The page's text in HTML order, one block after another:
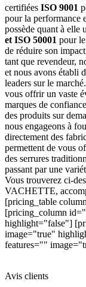
certifiées ISO 9001
pour la performance
possède quant à elle
et ISO 50001 pour
de réduire son
tant que revendeur,
et nous avons établi
leaders sur le
vous offrir un vaste
marques de
des produits sur
nous engageons à
directement des
permettent de vous
des serrures
passant par une
Vous trouverez ci-
VACHETTE,
[pricing_table
[pricing_column
highlight="false"]
image="true"
features=""
Avis clients